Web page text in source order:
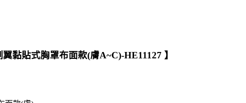
黏貼式胸罩布面款(膚A~C)-HE11127 】